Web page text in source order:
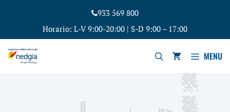
933 569 800
Horario: L-V 9:00-20:00 | S-D 9:00 – 17:00
MENU